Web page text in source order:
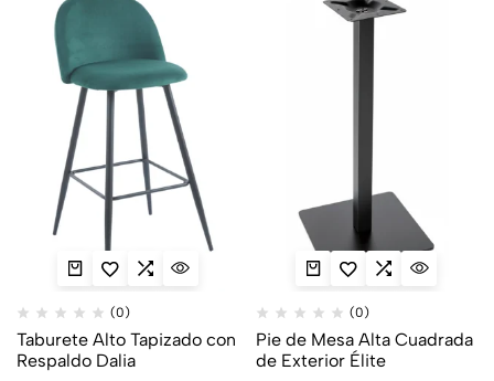
(0)
Taburete Alto Tapizado con
Respaldo Dalia
(0)
Pie de Mesa Alta Cuadrada
de Exterior Élite